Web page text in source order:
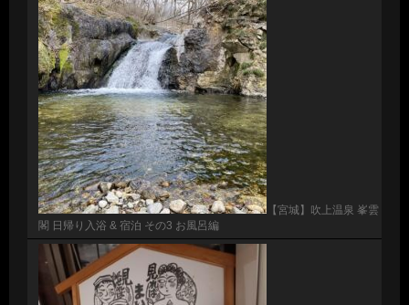
【宮城】吹上温泉 峯雲
閣 日帰り入浴 & 宿泊 その3 お風呂編